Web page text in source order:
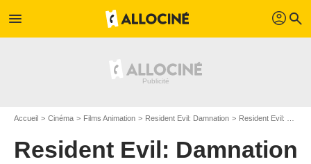
menu profil search
Accueil Cinéma Films Animation Resident Evil: Damnation Resident Evil: Damnation en Blu Ray
Resident Evil: Damnation